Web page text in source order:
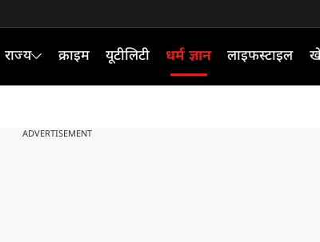
राज्य क्राइम यूटीलिटी धर्म ज्ञान लाइफस्टाइल
ADVERTISEMENT